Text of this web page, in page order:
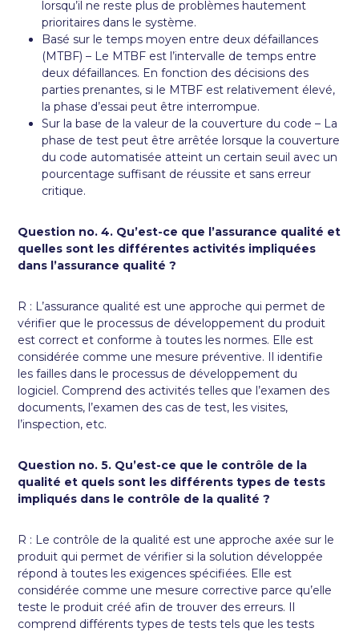
lorsqu’il ne reste plus de problèmes hautement
prioritaires dans le système.
Basé sur le temps moyen entre deux défaillances
(MTBF) – Le MTBF est l’intervalle de temps entre
deux défaillances. En fonction des décisions des
parties prenantes, si le MTBF est relativement élevé,
la phase d’essai peut être interrompue.
Sur la base de la valeur de la couverture du code – La
phase de test peut être arrêtée lorsque la couverture
du code automatisée atteint un certain seuil avec un
pourcentage suffisant de réussite et sans erreur
critique.
Question no. 4. Qu’est-ce que l’assurance qualité et
quelles sont les différentes activités impliquées
dans l’assurance qualité ?
R : L’assurance qualité est une approche qui permet de
vérifier que le processus de développement du produit
est correct et conforme à toutes les normes. Elle est
considérée comme une mesure préventive. Il identifie
les failles dans le processus de développement du
logiciel. Comprend des activités telles que l’examen des
documents, l’examen des cas de test, les visites,
l’inspection, etc.
Question no. 5. Qu’est-ce que le contrôle de la
qualité et quels sont les différents types de tests
impliqués dans le contrôle de la qualité ?
R : Le contrôle de la qualité est une approche axée sur le
produit qui permet de vérifier si la solution développée
répond à toutes les exigences spécifiées. Elle est
considérée comme une mesure corrective parce qu’elle
teste le produit créé afin de trouver des erreurs. Il
comprend différents types de tests tels que les tests